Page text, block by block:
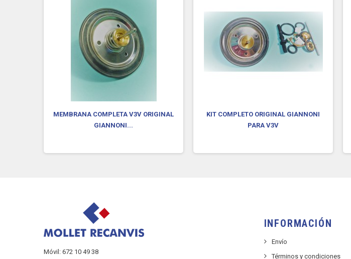
MEMBRANA COMPLETA V3V ORIGINAL
GIANNONI...
KIT COMPLETO ORIGINAL GIANNONI
PARA V3V
Móvil: 672 10 49 38
INFORMACIÓN
Envío
Términos y condiciones